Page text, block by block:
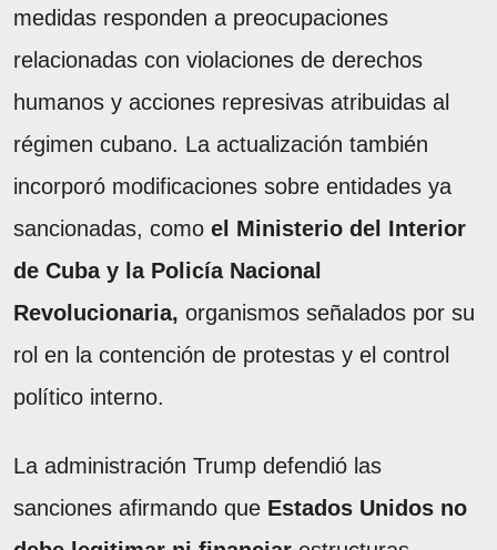
medidas responden a preocupaciones
relacionadas con violaciones de derechos
humanos y acciones represivas atribuidas al
régimen cubano. La actualización también
incorporó modificaciones sobre entidades ya
sancionadas, como el Ministerio del Interior
de Cuba y la Policía Nacional
Revolucionaria, organismos señalados por su
rol en la contención de protestas y el control
político interno.
La administración Trump defendió las
sanciones afirmando que Estados Unidos no